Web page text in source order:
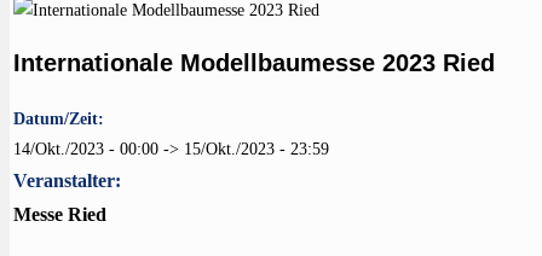
Internationale Modellbaumesse 2023 Ried
Datum/Zeit:
14/Okt./2023 - 00:00 -> 15/Okt./2023 - 23:59
Veranstalter:
Messe Ried